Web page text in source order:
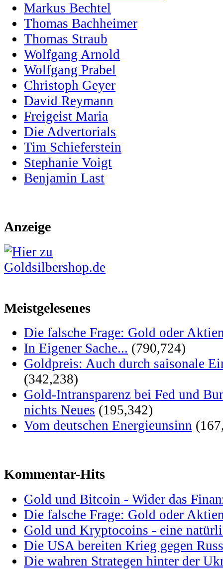
Markus Bechtel
Thomas Bachheimer
Thomas Straub
Wolfgang Arnold
Wolfgang Prabel
Christoph Geyer
David Reymann
Freigeist Maria
Die Advertorials
Tim Schieferstein
Stephanie Voigt
Benjamin Last
Anzeige
Meistgelesenes
Die falsche Frage: Gold oder
In Eigener Sache... (790,724)
Goldpreis: Auch durch saisonale
(342,238)
Gold-Intransparenz bei Fed und
nichts Neues (195,342)
Vom deutschen Energieunsinn
Kommentar-Hits
Gold und Bitcoin - Wider das
Die falsche Frage: Gold oder
Gold und Kryptocoins - eine
Die USA bereiten Krieg gegen
Die wahren Strategen hinter der